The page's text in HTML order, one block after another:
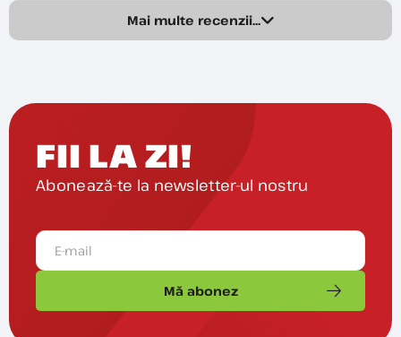
Mai multe recenzii...
FII LA ZI!
Abonează-te la newsletter-ul nostru
Mă abonez